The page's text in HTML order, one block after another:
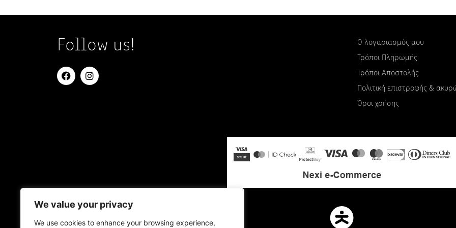
We value your privacy
We use cookies to enhance your browsing experience,
Follow us!
Ο λογαριασμός μου
Τρόποι Πληρωμής
Τρόποι Αποστολής
Πολιτική επιστροφής &
Όροι χρήσης